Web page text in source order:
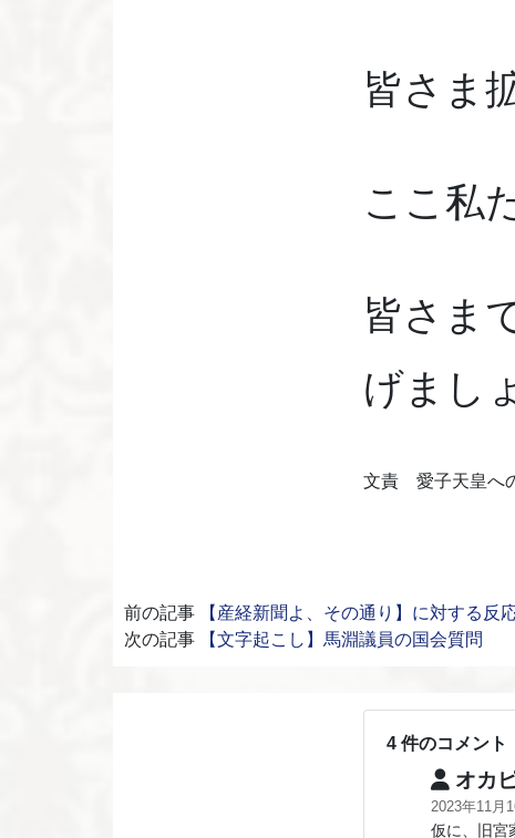
皆さま
ここ私
皆さま
げまし
文責 愛子天皇へ
前の記事
【産経新聞よ、その通り】に対する反
次の記事
【文字起こし】馬淵議員の国会質問
4 件のコメント
オカ
2023年11月
仮に、旧宮